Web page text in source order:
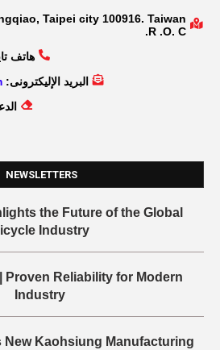
Taipei city 100916. Taiwan
R .O. C.
هاتف
البريد الإليكترونى:
NEWSLETTERS
the Future of the Global
Industry
Proven Reliability for Modern
Industry
New Kaohsiung Manufacturing